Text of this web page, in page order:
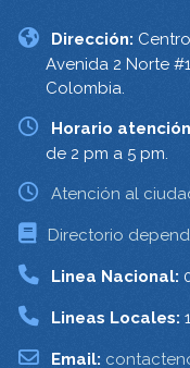
Dirección:
Avenida 2 Norte
Colombia.
Horario
de 2 pm a 5 pm.
Atención al
Directorio
Linea Nacional:
Lineas Locales:
Email: